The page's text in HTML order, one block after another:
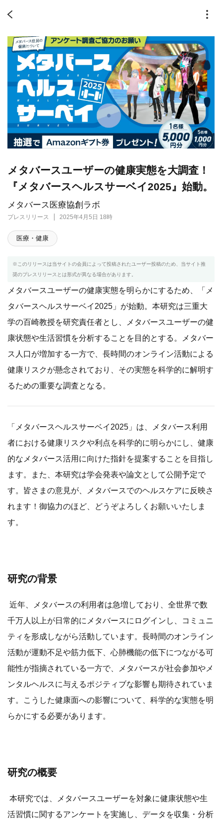
メタバース医療協創ラボ
プレスリリース 2025年4月5日 18時
メタバースユーザーの健康実態を大調査！
『メタバースヘルスサーベイ2025』始動。
医療・健康
※このリリースは当サイトの会員によって投稿されたユーザー投稿のため、当サイト推
奨のプレスリリースとは形式が異なる場合があります。
メタバースユーザーの健康実態を明らかにするため、「メ
タバースヘルスサーベイ2025」が始動。本研究は三重大
学の百崎教授を研究責任者とし、メタバースユーザーの健
康状態や生活習慣を分析することを目的とする。メタバー
ス人口が増加する一方で、長時間のオンライン活動による
健康リスクが懸念されており、その実態を科学的に解明す
るための重要な調査となる。
「メタバースヘルスサーベイ2025」は、メタバース利用
者における健康リスクや利点を科学的に明らかにし、健康
的なメタバース活用に向けた指針を提案することを目指し
ます。また、本研究は学会発表や論文として公開予定で
す。皆さまの意見が、メタバースでのヘルスケアに反映さ
れます！御協力のほど、どうぞよろしくお願いいたしま
す。
研究の背景
近年、メタバースの利用者は急増しており、全世界で数
千万人以上が日常的にメタバースにログインし、コミュニ
ティを形成しながら活動しています。長時間のオンライン
活動が運動不足や筋力低下、心肺機能の低下につながる可
能性が指摘されている一方で、メタバースが社会参加やメ
ンタルヘルスに与えるポジティブな影響も期待されていま
す。こうした健康面への影響について、科学的な実態を明
らかにする必要があります。
研究の概要
本研究では、メタバースユーザーを対象に健康状態や生
活習慣に関するアンケートを実施し、データを収集・分析